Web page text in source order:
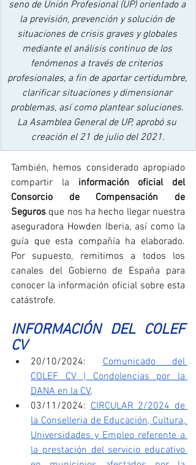
seno de Unión Profesional (UP) orientado a
la previsión, prevención y solución de
situaciones de crisis graves y globales
mediante el análisis continuo de los
fenómenos a través de criterios
profesionales, a fin de aportar certidumbre,
clarificar situaciones y dimensionar
problemas, así como plantear soluciones.
La Asamblea General de UP, aprobó su
creación el 21 de julio del 2021.
También, hemos considerado apropiado
compartir la información oficial del
Consorcio de Compensación de
Seguros que nos ha hecho llegar nuestra
aseguradora Howden Iberia, así como la
guía que esta compañía ha elaborado.
Por supuesto, remitimos a todos los
canales del Gobierno de España para
conocer la información oficial sobre esta
catástrofe.
INFORMACIÓN DEL COLEF
CV
20/10/2024: Comunicado del
COLEF CV | Condolencias por la
DANA en la CV.
03/11/2024: CIRCULAR 2/2024 de
la Conselleria de Educación, Cultura,
Universidades y Empleo referente a
la prestación del servicio educativo